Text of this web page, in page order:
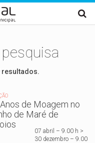
resultados.
de Moagem no
de Maré de
07 abril – 9.00 h >
30 dezembro – 9.00